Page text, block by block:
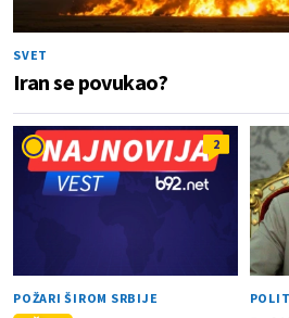
SVET
Iran se povukao?
2
POŽARI ŠIROM SRBIJE